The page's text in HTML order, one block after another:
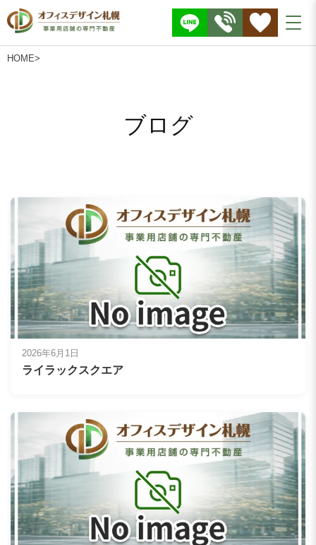
株
式
会
F
F
IHOME>
ブログ
2026年6月1日
ライラックスクエア